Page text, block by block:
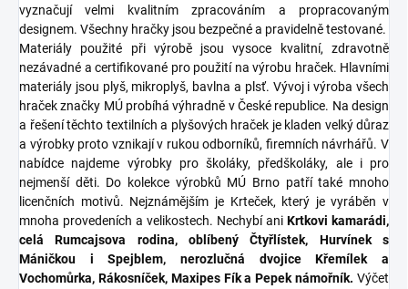
vyznačují velmi kvalitním zpracováním a propracovaným
designem. Všechny hračky jsou bezpečné a pravidelně testované.
Materiály použité při výrobě jsou vysoce kvalitní, zdravotně
nezávadné a certifikované pro použití na výrobu hraček. Hlavními
materiály jsou plyš, mikroplyš, bavlna a plsť. Vývoj i výroba všech
hraček značky MÚ probíhá výhradně v České republice. Na design
a řešení těchto textilních a plyšových hraček je kladen velký důraz
a výrobky proto vznikají v rukou odborníků, firemních návrhářů. V
nabídce najdeme výrobky pro školáky, předškoláky, ale i pro
nejmenší děti. Do kolekce výrobků MÚ Brno patří také mnoho
licenčních motivů. Nejznámějším je Krteček, který je vyráběn v
mnoha provedeních a velikostech. Nechybí ani Krtkovi kamarádi,
celá Rumcajsova rodina, oblíbený Čtyřlístek, Hurvínek s
Máničkou i Spejblem, nerozlučná dvojice Křemílek a
Vochomůrka, Rákosníček, Maxipes Fík a Pepek námořník. Výčet